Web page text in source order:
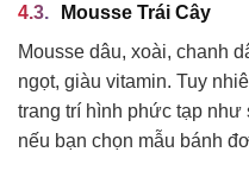
Mousse Trái Cây
Mousse dâu, xoài, chanh
ngọt, giàu vitamin. Tuy
trang trí hình phức tạp
nếu bạn chọn mẫu bánh